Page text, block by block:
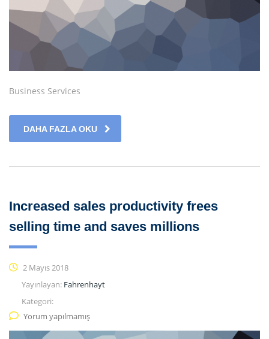
Business Services
DAHA FAZLA OKU
Increased sales productivity frees
selling time and saves millions
2 Mayıs 2018
Yayınlayan: Fahrenhayt
Kategori:
Yorum yapılmamış